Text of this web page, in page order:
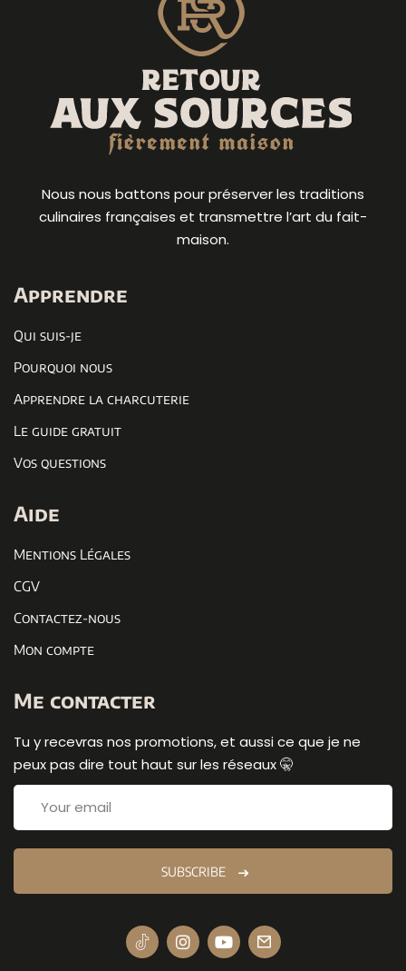
Nous nous battons pour préserver les traditions
culinaires françaises et transmettre l’art du fait-
maison.
Apprendre
Qui suis-je
Pourquoi nous
Apprendre la charcuterie
Le guide gratuit
Vos questions
Aide
Mentions Légales
CGV
Contactez-nous
Mon compte
Me contacter
Tu y recevras nos promotions, et aussi ce que je ne
peux pas dire tout haut sur les réseaux 🤫
SUBSCRIBE